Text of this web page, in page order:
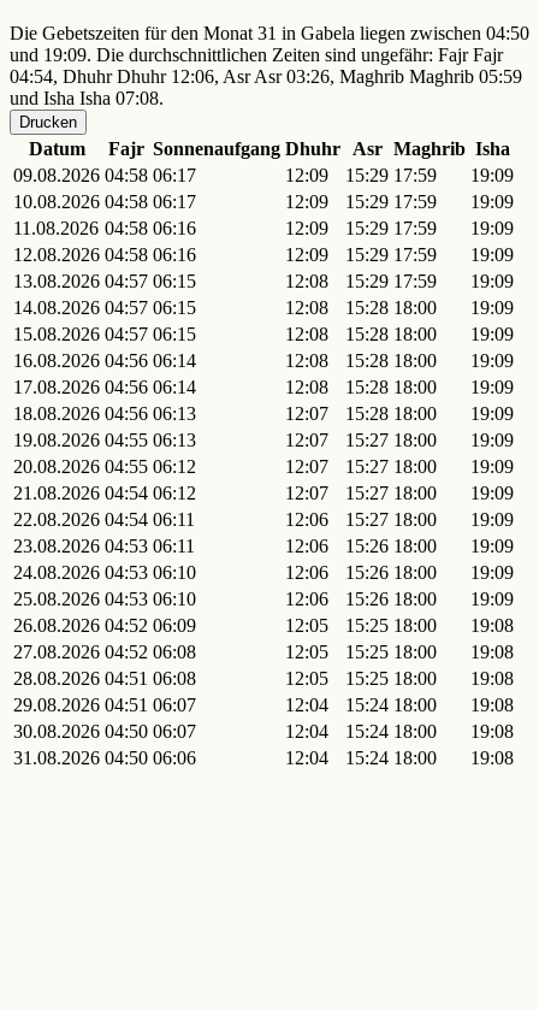
Die Gebetszeiten für den Monat 31 in Gabela liegen zwischen 04:50
und 19:09. Die durchschnittlichen Zeiten sind ungefähr: Fajr Fajr
04:54, Dhuhr Dhuhr 12:06, Asr Asr 03:26, Maghrib Maghrib 05:59
und Isha Isha 07:08.
Drucken
Datum Fajr Sonnenaufgang Dhuhr Asr Maghrib Isha
09.08.2026 04:58 06:17 12:09 15:29 17:59
19:09
10.08.2026 04:58 06:17 12:09 15:29 17:59
19:09
11.08.2026 04:58 06:16 12:09 15:29 17:59
19:09
12.08.2026 04:58 06:16 12:09 15:29 17:59
19:09
13.08.2026 04:57 06:15 12:08 15:29 17:59
19:09
14.08.2026 04:57 06:15 12:08 15:28 18:00
19:09
15.08.2026 04:57 06:15 12:08 15:28 18:00
19:09
16.08.2026 04:56 06:14 12:08 15:28 18:00
19:09
17.08.2026 04:56 06:14 12:08 15:28 18:00
19:09
18.08.2026 04:56 06:13 12:07 15:28 18:00
19:09
19.08.2026 04:55 06:13 12:07 15:27 18:00
19:09
20.08.2026 04:55 06:12 12:07 15:27 18:00
19:09
21.08.2026 04:54 06:12 12:07 15:27 18:00
19:09
22.08.2026 04:54 06:11 12:06 15:27 18:00
19:09
23.08.2026 04:53 06:11 12:06 15:26 18:00
19:09
24.08.2026 04:53 06:10 12:06 15:26 18:00
19:09
25.08.2026 04:53 06:10 12:06 15:26 18:00
19:09
26.08.2026 04:52 06:09 12:05 15:25 18:00
19:08
27.08.2026 04:52 06:08 12:05 15:25 18:00
19:08
28.08.2026 04:51 06:08 12:05 15:25 18:00
19:08
29.08.2026 04:51 06:07 12:04 15:24 18:00
19:08
30.08.2026 04:50 06:07 12:04 15:24 18:00
19:08
31.08.2026 04:50 06:06 12:04 15:24 18:00 19:08